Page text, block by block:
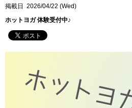
掲載日 2026/04/22 (Wed)
ホットヨガ 体験受付中♪